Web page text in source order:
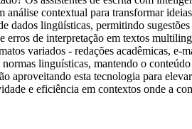
contextual para transformar
dados lingüísticas, permitindo
de interpretação em textos
variados - redações acadêmicas,
linguísticas, mantendo o
aproveitando esta tecnologia para
e eficiência em contextos onde a